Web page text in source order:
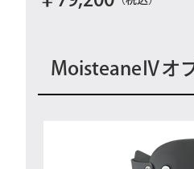
MoisteaneⅣオ